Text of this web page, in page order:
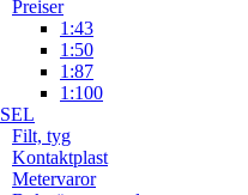
Preiser
1:43
1:50
1:87
1:100
Filt, tyg
Kontaktplast
Metervaror